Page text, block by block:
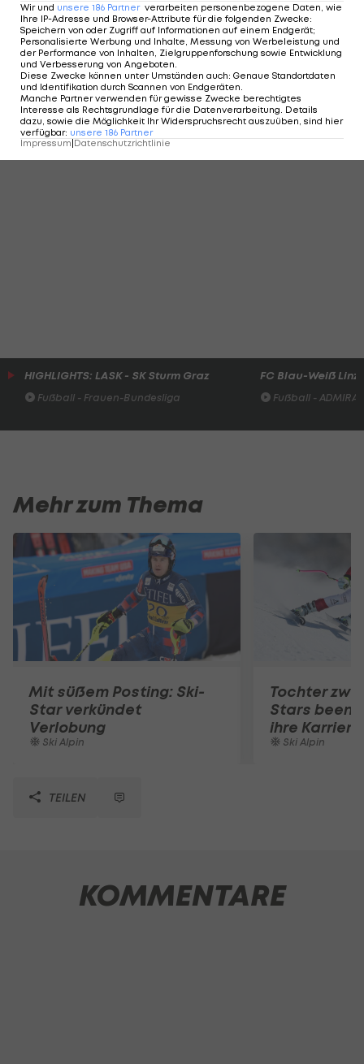
HIGHLIGHTS: LASK - SK Sturm Graz
Fußball - Frauen-Bundesliga
FC Blau-Weiß Linz
Fußball -
Mehr zum Thema
Mit süßem Posting: Ski-
Star verkündet
Verlobung
Ski Alpin
Tochter
Stars
ihre Karriere
Ski Alpin
TEILEN
KOMMENTARE
Wir und unsere 186 Partner verarbeiten personenbezogene Daten, wie
Ihre IP-Adresse und Browser-Attribute für die folgenden Zwecke:
Speichern von oder Zugriff auf Informationen auf einem Endgerät;
Personalisierte Werbung und Inhalte, Messung von Werbeleistung und
der Performance von Inhalten, Zielgruppenforschung sowie Entwicklung
und Verbesserung von Angeboten
Diese Zwecke können unter Umständen auch: Genaue Standortdaten
und Identifikation durch Scannen von Endgeräten
Manche Partner verwenden für gewisse Zwecke berechtigtes
Interesse als Rechtsgrundlage für die Datenverarbeitung. Details
dazu, sowie die Möglichkeit Ihr Widerspruchsrecht auszuüben, sind hier
verfügbar: unsere 186 Partner
Impressum|Datenschutzrichtlinie